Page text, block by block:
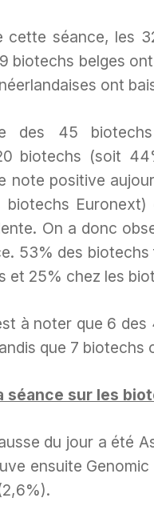
cette séance, les
biotechs belges
ont
des 45
biotechs (soit
note positive
biotechs
On a donc
53% des
et 25% chez les
à noter que 6
que 7 biotechs
séance sur les
du jour a été
ensuite